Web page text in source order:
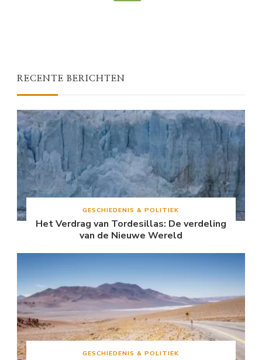
RECENTE BERICHTEN
GESCHIEDENIS & POLITIEK
Het Verdrag van Tordesillas: De verdeling
van de Nieuwe Wereld
GESCHIEDENIS & POLITIEK